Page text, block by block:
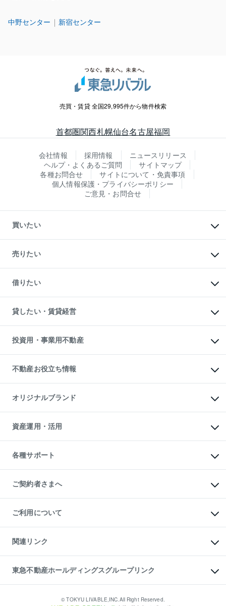
中野センター 新宿センター
売買・賃貸 全国29,995件から物件検索
首都圏関西札幌仙台名古屋福岡
会社情報 採用情報
ニュースリリース
ヘルプ・よくあるご質問
サイトマップ
各種お問合せ
サイトについて・免責事項
個人情報保護・プライバシーポリシー
ご意見・お問合せ
買いたい
新築・分譲マンションの購入
中古マンションの購入
一戸建ての購入
中古一戸建ての購入
不動産購入の流れ
注目キーワード物件特集
購入ガイド
English 繁体中文簡体中文
売りたい
一戸建ての売却・査定
土地の売却・査定
スピードAI査定
不動産査定について
不動産売却の流れ
不動産買換えの流れ
売却ガイド
借りたい
オフィス・店舗の賃貸
借りるときの流れ
借りるガイド
貸したい・賃貸経営
マンション賃料データ
賃貸管理プラン
リロケーションについて
貸すガイド
投資用・事業用不動産
事業用不動産
マンション投資
投資用マンション
アパート経営
収益物件
ビル購入（ビル一棟）
投資用不動産の売却査定
事業用不動産の売却査定
不動産お役立ち情報
マンションライブラリー
人気マンションランキング
暮らしに役立つ不動産メディア
不動産相場・不動産価格情報
不動産コラム・ニュース
不動産用語集
不動産なんでもネット相談室
住まいの税金
オリジナルブランド
一棟リノベーションマンション
L`GENTE（ルジェンテ）
区分リノベーションマンション
投資用一棟レジデンスWELL
不動産小口投資
LEGACIA（レガシア）
資産運用・活用
不動産M&A
アセットマネジメント・出資
各種サポート
相続サポート
リフォームサポート
ご契約者さまへ
ご紹介・再契約特典
入居者様専用-各種ご案内（賃貸）
東急こすもす会「こすもすWeb」
ご利用について
金融商品取引について
東急リバブル ソーシャルメディアポリシー
ご意見・お問い合わせ（金融商品取引専用の相談・お問い合わせ窓口）
ダイレクトメール（郵送物）・Eメールなどの送付停止について
関連リンク
これからご結婚される方に東急百貨店のブライダルクラブ
人材サービスのご用命は 東急リバブルスタッフ株式会社まで
東北の逸品を贈ります 東北すぐれものセレクション
東急不動産ホールディングスグループリンク
東急コミュニティー© TOKYU LIVABLE,INC.All Right Reserved.